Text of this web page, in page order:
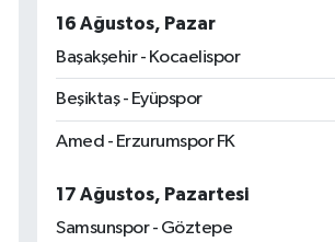
16 Ağustos, Pazar
Başakşehir - Kocaelispor
Beşiktaş - Eyüpspor
Amed - Erzurumspor FK
17 Ağustos, Pazartesi
Samsunspor - Göztepe